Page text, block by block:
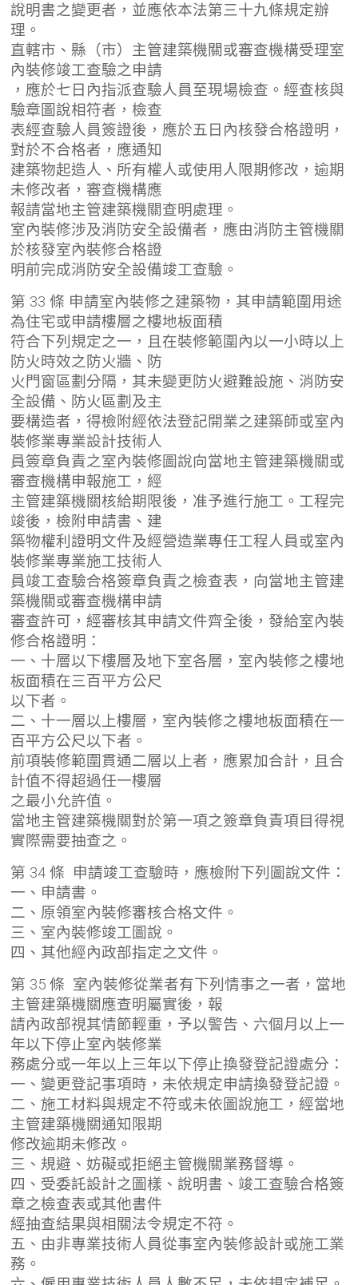
說明書之變更者，並應依本法第三十九條規定辦
理。
直轄市、縣（市）主管建築機關或審查機構受理室
內裝修竣工查驗之申請
，應於七日內指派查驗人員至現場檢查。經查核與
驗章圖說相符者，檢查
表經查驗人員簽證後，應於五日內核發合格證明，
對於不合格者，應通知
建築物起造人、所有權人或使用人限期修改，逾期
未修改者，審查機構應
報請當地主管建築機關查明處理。
室內裝修涉及消防安全設備者，應由消防主管機關
於核發室內裝修合格證
明前完成消防安全設備竣工查驗。
第 33 條 申請室內裝修之建築物，其申請範圍用途
為住宅或申請樓層之樓地板面積
符合下列規定之一，且在裝修範圍內以一小時以上
防火時效之防火牆、防
火門窗區劃分隔，其未變更防火避難設施、消防安
全設備、防火區劃及主
要構造者，得檢附經依法登記開業之建築師或室內
裝修業專業設計技術人
員簽章負責之室內裝修圖說向當地主管建築機關或
審查機構申報施工，經
主管建築機關核給期限後，准予進行施工。工程完
竣後，檢附申請書、建
築物權利證明文件及經營造業專任工程人員或室內
裝修業專業施工技術人
員竣工查驗合格簽章負責之檢查表，向當地主管建
築機關或審查機構申請
審查許可，經審核其申請文件齊全後，發給室內裝
修合格證明：
一、十層以下樓層及地下室各層，室內裝修之樓地
板面積在三百平方公尺
以下者。
二、十一層以上樓層，室內裝修之樓地板面積在一
百平方公尺以下者。
前項裝修範圍貫通二層以上者，應累加合計，且合
計值不得超過任一樓層
之最小允許值。
當地主管建築機關對於第一項之簽章負責項目得視
實際需要抽查之。
第 34 條 申請竣工查驗時，應檢附下列圖說文件：
一、申請書。
二、原領室內裝修審核合格文件。
三、室內裝修竣工圖說。
四、其他經內政部指定之文件。
第 35 條 室內裝修從業者有下列情事之一者，當地
主管建築機關應查明屬實後，報
請內政部視其情節輕重，予以警告、六個月以上一
年以下停止室內裝修業
務處分或一年以上三年以下停止換發登記證處分：
一、變更登記事項時，未依規定申請換發登記證。
二、施工材料與規定不符或未依圖說施工，經當地
主管建築機關通知限期
修改逾期未修改。
三、規避、妨礙或拒絕主管機關業務督導。
四、受委託設計之圖樣、說明書、竣工查驗合格簽
章之檢查表或其他書件
經抽查結果與相關法令規定不符。
五、由非專業技術人員從事室內裝修設計或施工業
務。